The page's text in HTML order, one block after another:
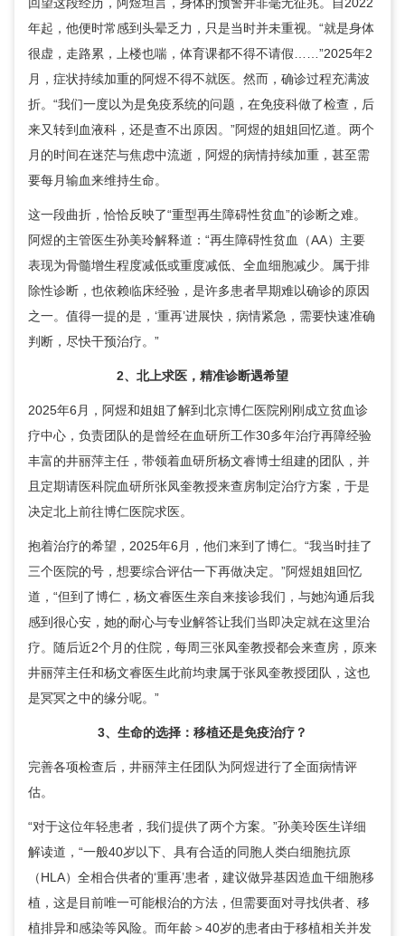
年起，他便时常感到头晕乏力，只是当时并未重视。“就是身体
很虚，走路累，上楼也喘，体育课都不得不请假……”2025年2
月，症状持续加重的阿煜不得不就医。然而，确诊过程充满波
折。“我们一度以为是免疫系统的问题，在免疫科做了检查，后
来又转到血液科，还是查不出原因。”阿煜的姐姐回忆道。两个
月的时间在迷茫与焦虑中流逝，阿煜的病情持续加重，甚至需
要每月输血来维持生命。
这一段曲折，恰恰反映了“重型再生障碍性贫血”的诊断之难。
阿煜的主管医生孙美玲解释道：“再生障碍性贫血（AA）主要
表现为骨髓增生程度减低或重度减低、全血细胞减少。属于排
除性诊断，也依赖临床经验，是许多患者早期难以确诊的原因
之一。值得一提的是，‘重再’进展快，病情紧急，需要快速准确
判断，尽快干预治疗。”
2、北上求医，精准诊断遇希望
2025年6月，阿煜和姐姐了解到北京博仁医院刚刚成立贫血诊
疗中心 ，负责团队的是曾经在血研所工作30多年治疗再障经验
丰富的井丽萍主任，带领着血研所杨文睿博士组建的团队，并
且定期请医科院血研所张凤奎教授来查房制定治疗方案，于是
决定北上前往博仁医院求医。
抱着治疗的希望，2025年6月，他们来到了博仁。“我当时挂了
三个医院的号，想要综合评估一下再做决定。”阿煜姐姐回忆
道，“但到了博仁，杨文睿医生亲自来接诊我们，与她沟通后我
感到很心安，她的耐心与专业解答让我们当即决定就在这里治
疗。随后近2个月的住院，每周三张凤奎教授都会来查房，原来
井丽萍主任和杨文睿医生此前均隶属于张凤奎教授团队，这也
是冥冥之中的缘分呢。”
3、生命的选择：移植还是免疫治疗？
完善各项检查后， 井丽萍主任团队为阿煜进行了全面病情评
估。
“对于这位年轻患者，我们提供了两个方案。”孙美玲医生详细
解读道，“一般40岁以下、具有合适的同胞人类白细胞抗原
（HLA）全相合供者的‘重再’患者，建议做异基因造血干细胞移
植，这是目前唯一可能根治的方法，但需要面对寻找供者、移
植排异和感染等风险。而年龄＞40岁的患者由于移植相关并发